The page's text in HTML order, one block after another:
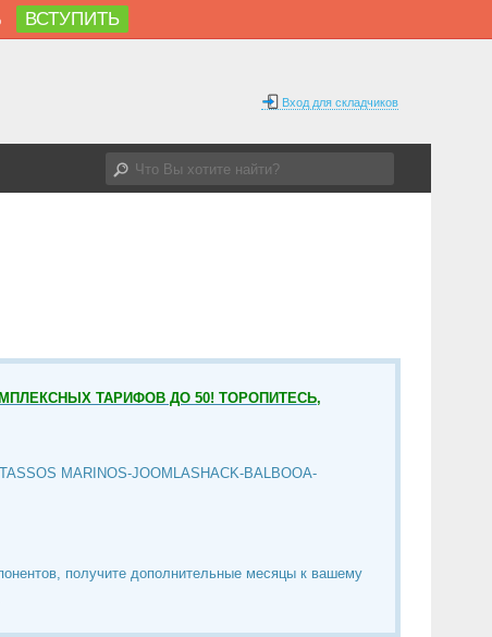
ВСТУПИТЬ
Вход для складчиков
ТАРИФОВ ДО 50! ТОРОПИТЕСЬ,
MARINOS-JOOMLASHACK-BALBOOA-
получите дополнительные месяцы к вашему